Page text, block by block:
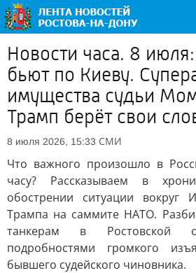
Новости часа. 8
бьют по Киеву.
имущества судьи
Трамп берёт свои
8 июля 2026, 15:33 СМИ
Что важного произошло в
часу? Рассказываем в
обострении ситуации вокруг
Трампа на саммите НАТО.
танкерам в Ростовской
подробностями громкого
бывшего судейского чиновника.